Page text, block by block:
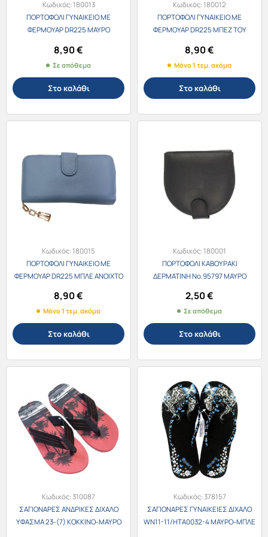
να
επιλεγούν
σελίδα
του
προϊόντος
Κωδικός:180013
ΠΟΡΤΟΦΟΛΙ ΓΥΝΑΙΚΕΙΟ ΜΕ
ΦΕΡΜΟΥΑΡ DR225 ΜΑΥΡΟ
8,90€
Σε απόθεμα
Στο καλάθι
Κωδικός:180012
ΠΟΡΤΟΦΟΛΙ ΓΥΝΑΙΚΕΙΟ ΜΕ
ΦΕΡΜΟΥΑΡ DR225 ΜΠΕΖ ΤΟΥ
8,90€
Μόνο 1 τεμ. ακόμα
Στο καλάθι
Κωδικός:180015
ΠΟΡΤΟΦΟΛΙ ΓΥΝΑΙΚΕΙΟ ΜΕ
ΦΕΡΜΟΥΑΡ DR225 ΜΠΛΕ ΑΝΟΙΧΤΟ
8,90€
Μόνο 1 τεμ. ακόμα
Στο καλάθι
Κωδικός:180001
ΠΟΡΤΟΦΟΛΙ ΚΑΒΟΥΡΑΚΙ
ΔΕΡΜΑΤΙΝΗ Νο.95797 ΜΑΥΡΟ
2,50€
Σε απόθεμα
Στο καλάθι
Κωδικός:310087
ΣΑΓΙΟΝΑΡΕΣ ΑΝΔΡΙΚΕΣ ΔΙΧΑΛΟ
ΥΦΑΣΜΑ 23-(7) ΚΟΚΚΙΝΟ-ΜΑΥΡΟ
Κωδικός:378157
ΣΑΓΙΟΝΑΡΕΣ ΓΥΝΑΙΚΕΙΕΣ ΔΙΧΑΛΟ
WN11-11/HTA0032-4 ΜΑΥΡΟ-ΜΠΛΕ